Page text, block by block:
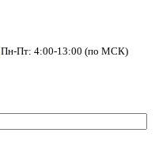
Пн-Пт: 4:00-13:00 (по МСК)